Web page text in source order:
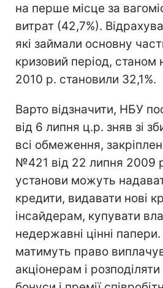
на перше місце за
витрат (42,7%).
які займали основну
кризовий період, станом
2010 р. становили 32,1%.
Варто відзначити, НБУ
від 6 липня ц.р. зняв зі
всі обмеження,
№421 від 22 липня 2009
установи можуть
кредити, видавати нові
інсайдерам, купувати
недержавні цінні
матимуть право
акціонерам і